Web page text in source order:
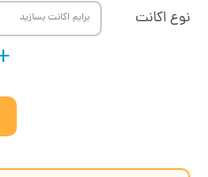
نوع اکانت